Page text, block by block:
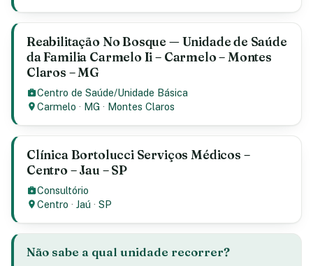
Reabilitação No Bosque — Unidade de Saúde
da Familia Carmelo Ii – Carmelo – Montes
Claros – MG
Centro de Saúde/Unidade Básica
Carmelo · MG · Montes Claros
Clínica Bortolucci Serviços Médicos –
Centro – Jau – SP
Consultório
Centro ·Jaú ·SP
Não sabe a qual unidade recorrer?